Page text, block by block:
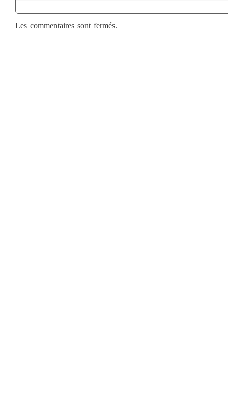
Les commentaires sont fermés.